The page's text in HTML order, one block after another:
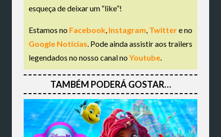
esqueça de deixar um “like”!
Estamos no Facebook Instagram Twittere no
Google Notícias . Pode ainda assistir aos trailers
legendados no nosso canal noYoutube
TAMBÉM PODERÁ GOSTAR…